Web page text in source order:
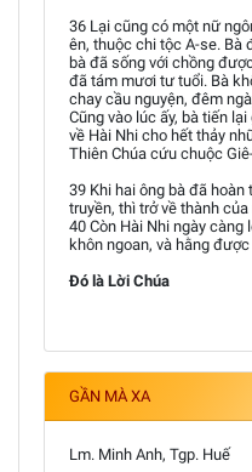
36 Lại cũng có một nữ
ên, thuộc chi tộc A-se. Bà
bà đã sống với chồng
đã tám mươi tư tuổi. Bà
chay cầu nguyện, đêm
Cũng vào lúc ấy, bà tiến
về Hài Nhi cho hết thảy
Thiên Chúa cứu chuộc
39 Khi hai ông bà đã
truyền, thì trở về thành
40 Còn Hài Nhi ngày càng
khôn ngoan, và hằng
Đó là Lời Chúa
GẦN MÀ XA
Lm. Minh Anh, Tgp. Huế